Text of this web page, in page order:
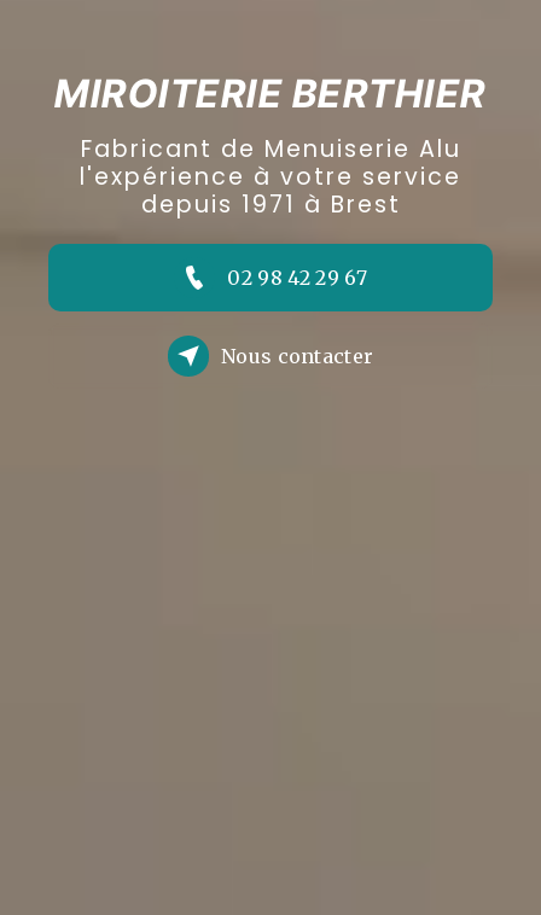
MIROITERIE BERTHIER
Fabricant de Menuiserie Alu
l'expérience à votre service
depuis 1971 à Brest
02 98 42 29 67
Nous contacter